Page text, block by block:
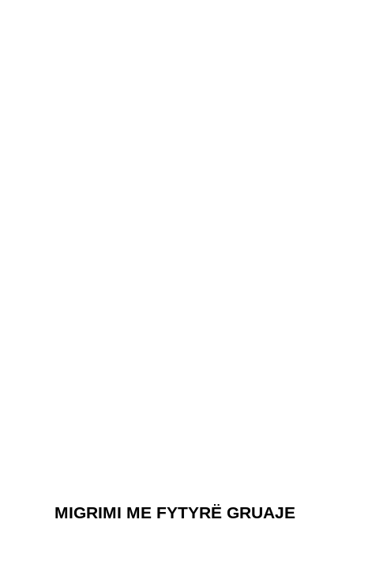
MIGRIMI ME FYTYRË GRUAJE